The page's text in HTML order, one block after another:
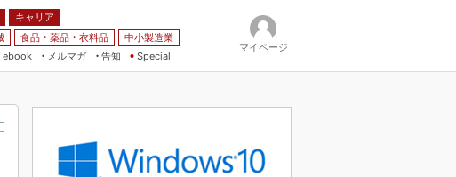
キャリア
食品・薬品・衣料品
中小製造業
ebook
メルマガ
告知 Special
マイページ